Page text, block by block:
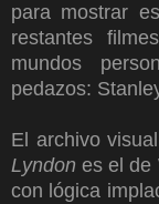
para mostrar
restantes
mundos
pedazos:
El archivo
Lyndones el de
con lógica